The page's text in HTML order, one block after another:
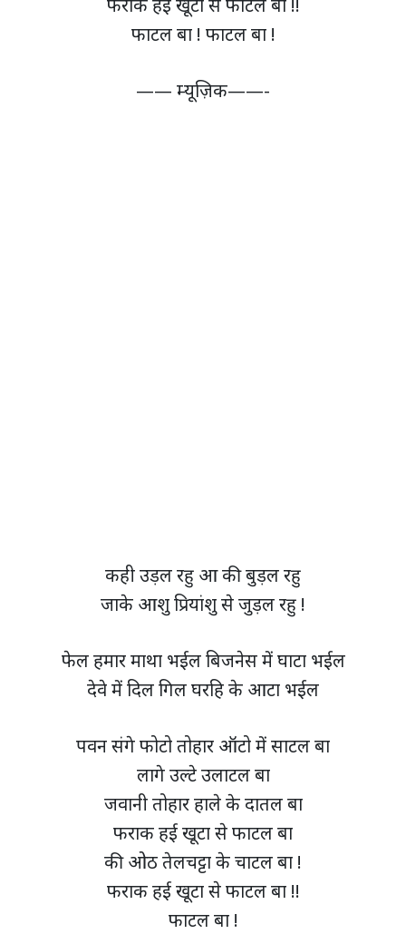
फराक हई खूटा से फाटल बा !!
फाटल बा ! फाटल बा !
—— म्यूज़िक——-
कही उड़ल रहु आ की बुड़ल रहु
जाके आशु प्रियांशु से जुड़ल रहु !
फेल हमार माथा भईल बिजनेस में घाटा भईल
देवे में दिल गिल घरहि के आटा भईल
पवन संगे फोटो तोहार ऑटो में साटल बा
लागे उल्टे उलाटल बा
जवानी तोहार हाले के दातल बा
फराक हई खूटा से फाटल बा
की ओठ तेलचट्टा के चाटल बा !
फराक हई खूटा से फाटल बा !!
फाटल बा !